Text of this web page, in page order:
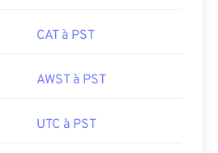
CAT à PST
AWST à PST
UTC à PST